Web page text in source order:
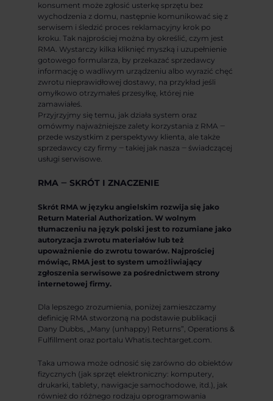
konsument może zgłosić usterkę sprzętu bez
wychodzenia z domu, następnie komunikować się z
serwisem i śledzić proces reklamacyjny krok po
kroku. Tak najprościej można by określić, czym jest
RMA. Wystarczy kilka kliknięć myszką i uzupełnienie
gotowego formularza, by przekazać sprzedawcy
informację o wadliwym urządzeniu albo wyrazić chęć
zwrotu nieprawidłowej dostawy, na przykład jeśli
omyłkowo otrzymałeś przesyłkę, której nie
zamawiałeś.
Przyjrzyjmy się temu, jak działa system oraz
omówmy najważniejsze zalety korzystania z RMA ‒
przede wszystkim z perspektywy klienta, ale także
sprzedawcy czy firmy ‒ takiej jak nasza ‒ świadczącej
usługi serwisowe.
RMA ‒ SKRÓT I ZNACZENIE
Skrót RMA w języku angielskim rozwija się jako
Return Material Authorization. W wolnym
tłumaczeniu na język polski jest to rozumiane jako
autoryzacja zwrotu materiałów lub też
upoważnienie do zwrotu towarów. Najprościej
mówiąc, RMA jest to system umożliwiający
zgłoszenia serwisowe za pośrednictwem strony
internetowej firmy.
Dla lepszego zrozumienia, poniżej zamieszczamy
definicję RMA stworzoną na podstawie publikacji
Dany Dubbs, „Many (unhappy) Returns”, Operations &
Fulfillment oraz portalu Whatis.techtarget.com.
Taka umowa może odnosić się zarówno do obiektów
fizycznych (jak sprzęt elektroniczny: komputery,
drukarki, tablety, nawigacje samochodowe, itd.), jak
również do różnego rodzaju oprogramowania